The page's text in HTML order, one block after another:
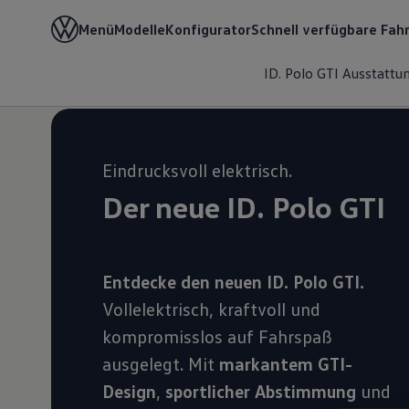
MenüModelleKonfiguratorSchnell verfügbare
ID. Polo GTI
Home Besitzer, Service & Zubehör Über dein
Eindrucksvoll elektrisch.
Der neue ID. Polo GTI
Entdecke den neuen ID. Polo GTI.
Vollelektrisch, kraftvoll und
kompromisslos auf Fahrspaß
ausgelegt. Mit markantem GTI-
Design, sportlicher Abstimmung und